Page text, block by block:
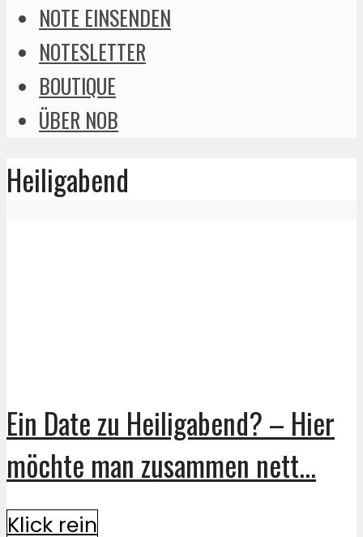
NOTE EINSENDEN
NOTESLETTER
BOUTIQUE
ÜBER NOB
Heiligabend
Ein Date zu Heiligabend? – Hier
möchte man zusammen nett...
Klick rein